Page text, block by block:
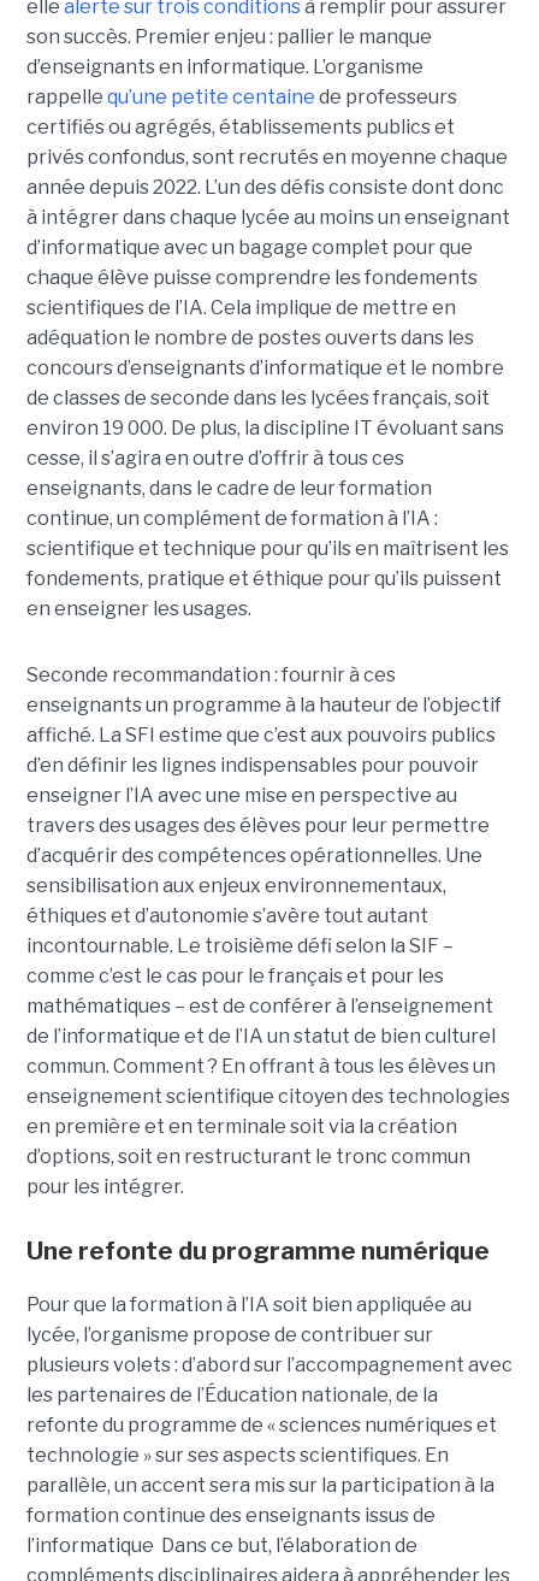
elle alerte sur trois conditionsà remplir pour assurer
son succès. Premier enjeu : pallier le manque
d’enseignants en informatique. L’organisme
rappelle qu’une petite centaine de professeurs
certifiés ou agrégés, établissements publics et
privés confondus, sont recrutés en moyenne chaque
année depuis 2022. L’un des défis consiste dont donc
à intégrer dans chaque lycée au moins un enseignant
d’informatique avec un bagage complet pour que
chaque élève puisse comprendre les fondements
scientifiques de l’IA. Cela implique de mettre en
adéquation le nombre de postes ouverts dans les
concours d’enseignants d’informatique et le nombre
de classes de seconde dans les lycées français, soit
environ 19 000. De plus, la discipline IT évoluant sans
cesse, il s’agira en outre d’offrir à tous ces
enseignants, dans le cadre de leur formation
continue, un complément de formation à l’IA :
scientifique et technique pour qu’ils en maîtrisent les
fondements, pratique et éthique pour qu’ils puissent
en enseigner les usages.
Seconde recommandation : fournir à ces
enseignants un programme à la hauteur de l’objectif
affiché. La SFI estime que c’est aux pouvoirs publics
d’en définir les lignes indispensables pour pouvoir
enseigner l’IA avec une mise en perspective au
travers des usages des élèves pour leur permettre
d’acquérir des compétences opérationnelles. Une
sensibilisation aux enjeux environnementaux,
éthiques et d’autonomie s’avère tout autant
incontournable. Le troisième défi selon la SIF –
comme c’est le cas pour le français et pour les
mathématiques – est de conférer à l’enseignement
de l’informatique et de l’IA un statut de bien culturel
commun. Comment ? En offrant à tous les élèves un
enseignement scientifique citoyen des technologies
en première et en terminale soit via la création
d’options, soit en restructurant le tronc commun
pour les intégrer.
Une refonte du programme numérique
Pour que la formation à l’IA soit bien appliquée au
lycée, l’organisme propose de contribuer sur
plusieurs volets : d’abord sur l’accompagnement avec
les partenaires de l’Éducation nationale, de la
refonte du programme de « sciences numériques et
technologie » sur ses aspects scientifiques. En
parallèle, un accent sera mis sur la participation à la
formation continue des enseignants issus de
l’informatique Dans ce but, l’élaboration de
compléments disciplinaires aidera à appréhender les